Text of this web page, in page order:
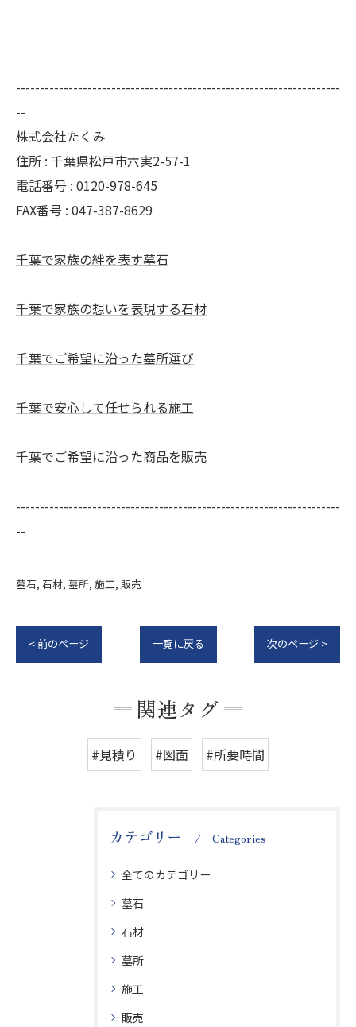
--------------------------------------------------------------------
--
株式会社たくみ
住所 : 千葉県松戸市六実2-57-1
電話番号 : 0120-978-645
FAX番号 : 047-387-8629
千葉で家族の絆を表す墓石
千葉で家族の想いを表現する石材
千葉でご希望に沿った墓所選び
千葉で安心して任せられる施工
千葉でご希望に沿った商品を販売
--------------------------------------------------------------------
--
墓石 石材 墓所 施工 販売
< 前のページ 一覧に戻る 次のページ >
関連タグ
#見積り #図面 #所要時間
カテゴリー Categories
全てのカテゴリー
墓石
石材
墓所
施工
販売